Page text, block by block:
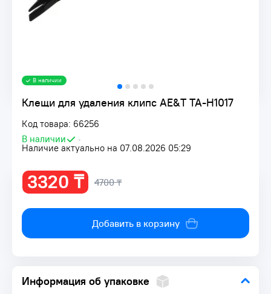
Клещи для удаления клипс AE&T TA-H1017
Код товара: 66256
В наличии
•
Наличие актуально на 07.08.2026 05:29
В наличии
3320 ₸ 4700 ₸
Добавить в корзину
Информация об упаковке